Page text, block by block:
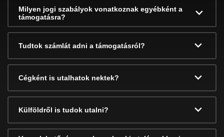
Milyen jogi szabályok vonatkoznak egyébként a
támogatásra?
Tudtok számlát adni a támogatásról?
Cégként is utalhatok nektek?
Külföldről is tudok utalni?